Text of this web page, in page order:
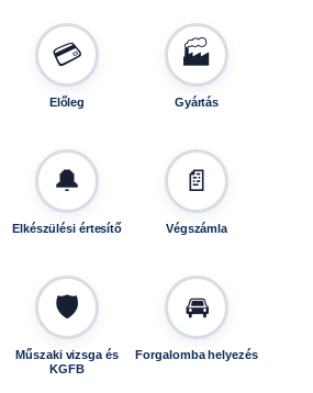
💳
Előleg
🏭
Gyártás
🔔
Elkészülési értesítő
📄
Végszámla
🛡️
Műszaki vizsga és
KGFB
🚘
Forgalomba helyezés